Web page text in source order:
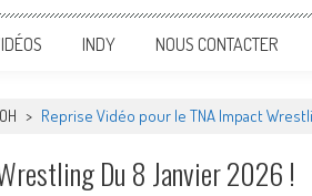
INDY NOUS CONTACTER
> Reprise Vidéo pour le TNA Impact
Du 8 Janvier 2026 !